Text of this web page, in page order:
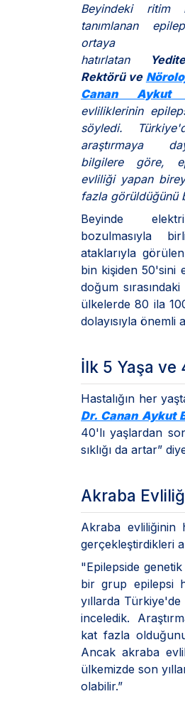
Beyindeki ritim
tanımlanan
ortaya
hatırlatan
Rektörü ve
Canan Aykut
evliliklerinin
söyledi.
araştırmaya
bilgilere göre,
evliliği yapan
fazla görüldüğünü
Beyinde
bozulmasıyla
ataklarıyla
bin kişiden 50'sini
doğum
ülkelerde 80 ila
dolayısıyla önemli
İlk 5 Yaşa ve
Hastalığın her
Dr. Canan Aykut
40'lı yaşlardan
sıklığı da artar”
Akraba
Akraba evliliğinin
gerçekleştirdikleri
"Epilepside
bir grup epilepsi
yıllarda
inceledik.
kat fazla
Ancak akraba
ülkemizde son
olabilir.”